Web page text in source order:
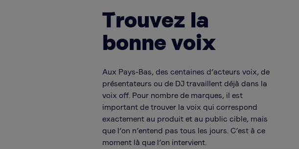
Trouvez la
bonne voix
Aux Pays-Bas, des centaines d’acteurs voix, de
présentateurs ou de DJ travaillent déjà dans la
voix off. Pour nombre de marques, il est
important de trouver la voix qui correspond
exactement au produit et au public cible, mais
que l’on n’entend pas tous les jours. C’est à ce
moment là que l’on intervient.